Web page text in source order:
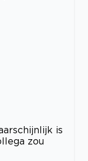
is
zou